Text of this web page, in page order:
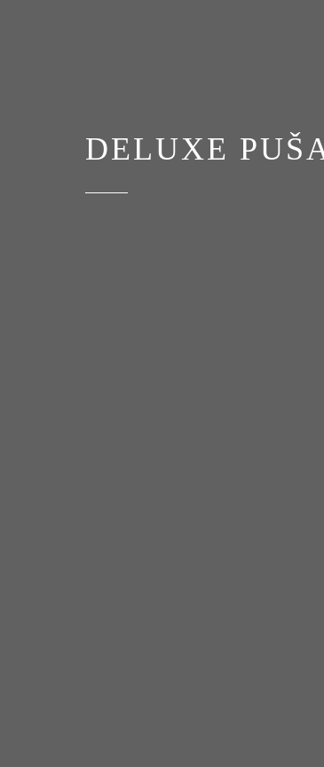
DELUXE